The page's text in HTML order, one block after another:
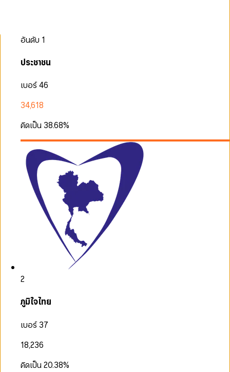
อันดับ 1
ประชาชน
เบอร์ 46
34,618
คิดเป็น 38.68%
2
ภูมิใจไทย
เบอร์ 37
18,236
คิดเป็น20.38%